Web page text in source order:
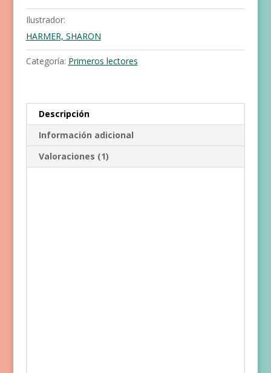
Ilustrador:
HARMER, SHARON
Categoría: Primeros lectores
Descripción
Información adicional
Valoraciones (1)